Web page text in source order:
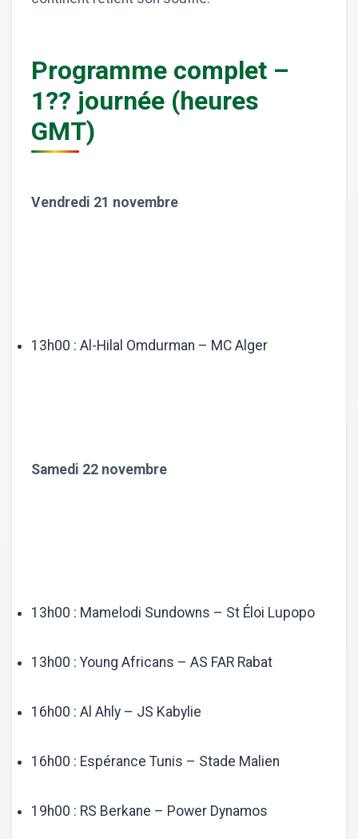
Programme complet –
1?? journée (heures
GMT)
Vendredi 21 novembre
13h00 : Al-Hilal Omdurman – MC Alger
Samedi 22 novembre
13h00 : Mamelodi Sundowns – St Éloi Lupopo
13h00 : Young Africans – AS FAR Rabat
16h00 : Al Ahly – JS Kabylie
16h00 : Espérance Tunis – Stade Malien
19h00 : RS Berkane – Power Dynamos